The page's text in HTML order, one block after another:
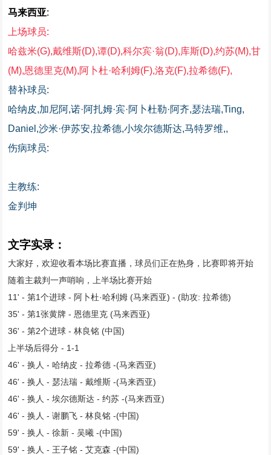
马来西亚:
上场球员:
哈兹米(G),戴维斯(D),谭(D),科尔宾·翁(D),库斯(D),约苏(M),甘
(M),恩德里克(M),阿卜杜·哈利姆(F),洛克(F),拉希德(F),
替补球员:
哈纳皮,加尼阿,诺·阿扎姆·宾·阿卜杜勒·阿齐,瑟法瑞,Ting,
Daniel,沙米·伊苏安,拉希德,小埃尔德斯达,马特罗维,,
伤病球员:
主教练:
金判坤
文字实录：
大家好，欢迎收看本场比赛直播，球员们正在热身，比赛即将开始
随着主裁判一声哨响，上半场比赛开始
11' - 第1个进球 - 阿卜杜·哈利姆 (马来西亚) - (助攻: 拉希德)
35' - 第1张黄牌 - 恩德里克 (马来西亚)
36' - 第2个进球 - 林良铭 (中国)
上半场后得分 - 1-1
46' - 换人 - 哈纳皮 - 拉希德 -(马来西亚)
46' - 换人 - 瑟法瑞 - 戴维斯 -(马来西亚)
46' - 换人 - 埃尔德斯达 - 约苏 -(马来西亚)
46' - 换人 - 谢鹏飞 - 林良铭 -(中国)
59' - 换人 - 徐新 - 吴曦 -(中国)
59' - 换人 - 王子铭 - 艾克森 -(中国)